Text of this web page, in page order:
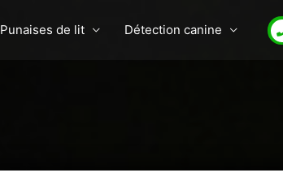
Punaises de lit Détection canine